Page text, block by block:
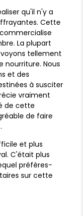
qu'il n'y a
Cette
La plupart
voyons tellement
nourriture. Nous
et des
à susciter
vraiment
de cette
de faire
et plus
C'était plus
préfères-
sur cette